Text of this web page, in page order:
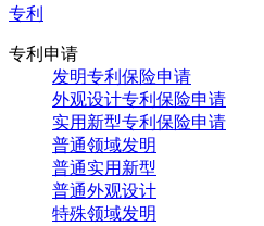
专利
专利申请
发明专利保险申请
外观设计专利保险申请
实用新型专利保险申请
普通领域发明
普通实用新型
普通外观设计
特殊领域发明